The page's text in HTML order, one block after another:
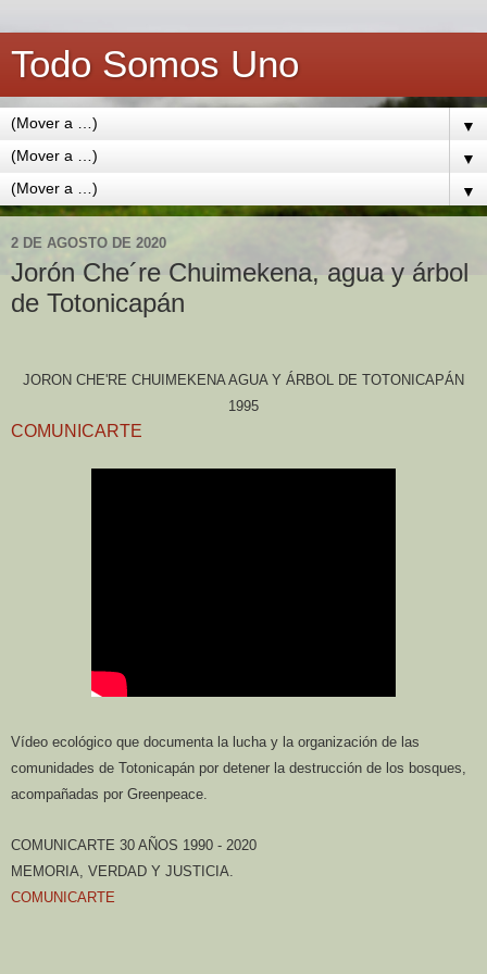
Todo Somos Uno
▼
▼
▼
2 DE AGOSTO DE 2020
Jorón Che´re Chuimekena, agua y árbol
de Totonicapán
JORON CHE'RE CHUIMEKENA AGUA Y ÁRBOL DE TOTONICAPÁN
1995
COMUNICARTE
Vídeo ecológico que documenta la lucha y la organización de las
comunidades de Totonicapán por detener la destrucción de los bosques,
acompañadas por Greenpeace.
COMUNICARTE 30 AÑOS 1990 - 2020
MEMORIA, VERDAD Y JUSTICIA.
COMUNICARTE